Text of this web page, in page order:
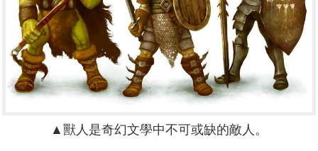
▲獸人是奇幻文學中不可或缺的敵人。